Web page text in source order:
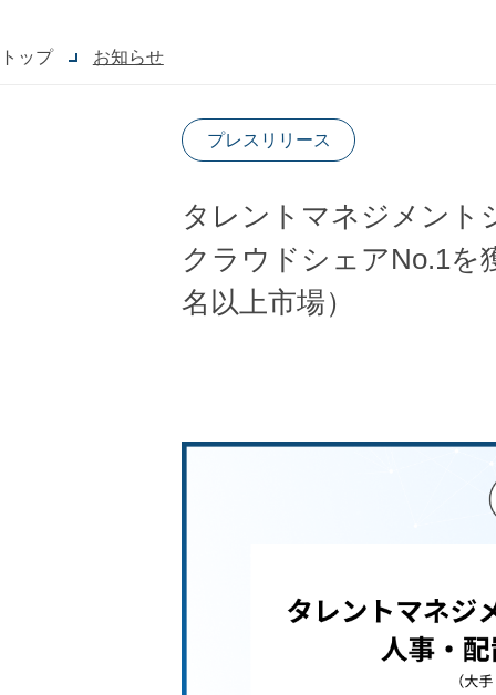
トップ お知らせ
プレスリリース
タレントマネジメント
クラウドシェアNo.1を
名以上市場）